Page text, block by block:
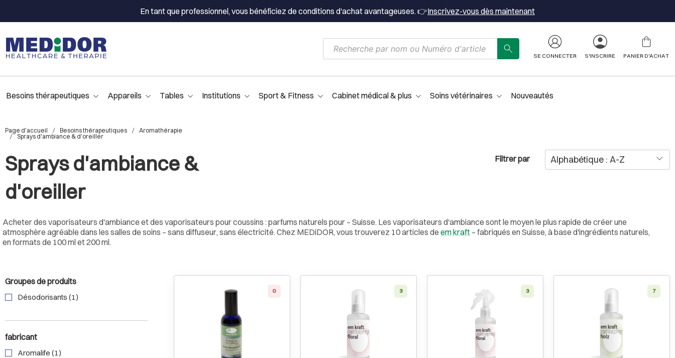
En tant que professionnel, vous bénéficiez de conditions d'achat avantageuses. 👉Inscrivez-vous dès maintenant
SE CONNECTER S'INSCRIRE PANIER D'ACHAT
Besoins thérapeutiques Appareils Tables Institutions Sport & Fitness Cabinet médical & plus Soins vétérinaires Nouveautés
Page d'accueil Besoins thérapeutiques
Aromathérapie
Sprays d'ambiance & d'oreiller
Sprays d'ambiance &
d'oreiller
Filtrer par
Acheter des vaporisateurs d'ambiance et des vaporisateurs pour coussins : parfums naturels pour – Suisse. Les vaporisateurs d'ambiance sont le moyen le plus rapide de créer une
atmosphère agréable dans les salles de soins – sans diffuseur, sans électricité. Chez MEDiDOR, vous trouverez 10 articles de em kraft – fabriqués en Suisse, à base d'ingrédients naturels,
en formats de 100 ml et 200 ml.
Groupes de produits
Désodorisants (1)
fabricant
Aromalife (1)
0 3 3 7